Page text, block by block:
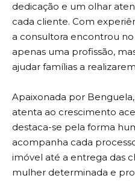
dedicação e um olhar
cada cliente. Com
a consultora encontrou
apenas uma profissão,
ajudar famílias a
Apaixonada por
atenta ao crescimento
destaca-se pela forma
acompanha cada
imóvel até a entrega das
mulher determinada e